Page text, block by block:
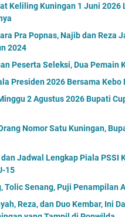
Keliling Kuningan 1 Juni 2026
Pra Popnas, Najib dan Reza
2024
Peserta Seleksi, Dua Pemain
Presiden 2026 Bersama Kebo
2 Agustus 2026 Bupati
Nomor Satu Kuningan,
Jadwal Lengkap Piala PSSI
15
Tolic Senang, Puji Penampilan
Reza, dan Duo Kembar, Ini